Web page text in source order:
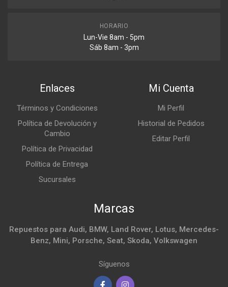
HORARIO
Lun-Vie 8am - 5pm
Sáb 8am - 3pm
Enlaces
Términos y Condiciones
Política de Devolución y
Cambio
Política de Privacidad
Política de Entrega
Sucursales
Mi Cuenta
Mi Perfil
Historial de Pedidos
Editar Perfil
Marcas
Repuestos para Audi, BMW, Land Rover, Lotus, Mercedes-
Benz, Mini, Porsche, Seat, Skoda, Volkswagen
Síguenos